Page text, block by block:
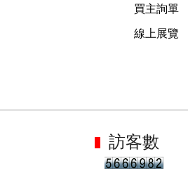
買主詢單
線上展覽
訪客數